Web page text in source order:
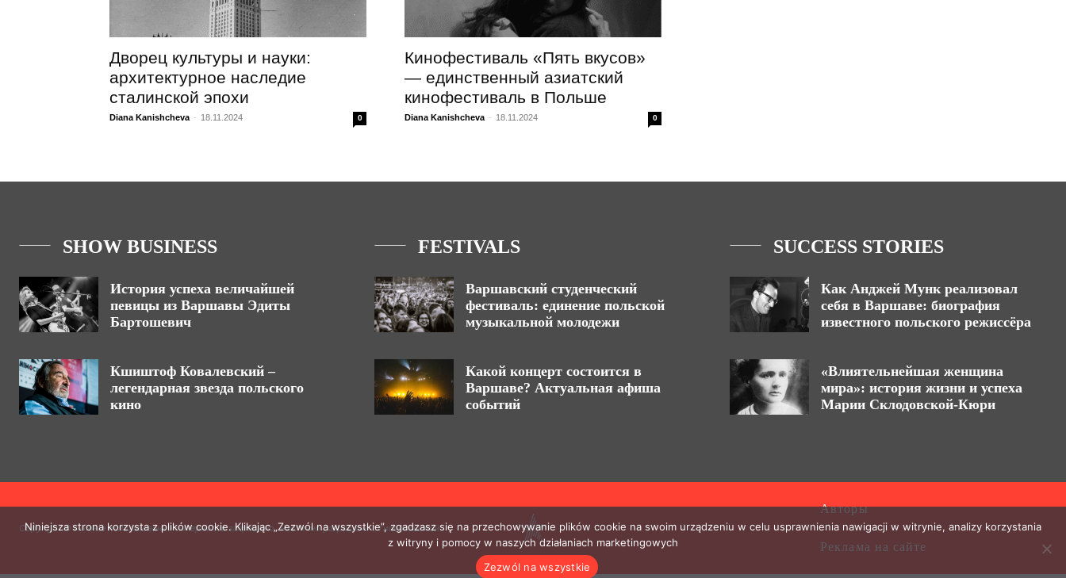
Дворец культуры и науки:
архитектурное наследие
сталинской эпохи
Diana Kanishcheva - 18.11.2024 0
Кинофестиваль «Пять вкусов»
— единственный азиатский
кинофестиваль в Польше
Diana Kanishcheva - 18.11.2024 0
SHOW BUSINESS
История успеха величайшей
певицы из Варшавы Эдиты
Бартошевич
Кшиштоф Ковалевский –
легендарная звезда польского
кино
FESTIVALS
Варшавский студенческий
фестиваль: единение польской
музыкальной молодежи
Какой концерт состоится в
Варшаве? Актуальная афиша
событий
SUCCESS STORIES
Как Анджей Мунк реализовал
себя в Варшаве: биография
известного польского режиссёра
«Влиятельнейшая женщина
мира»: история жизни и успеха
Марии Склодовской-Кюри
Copyright © Полное использование материалов запрещено. Частично разрешено с гиперссылкой.
Авторы
Реклама на сайте
Niniejsza strona korzysta z plików cookie. Klikając „Zezwól na wszystkie”, zgadzasz się na przechowywanie plików cookie na swoim urządzeniu w celu usprawnienia nawigacji w witrynie, analizy korzystania
z witryny i pomocy w naszych działaniach marketingowych
Zezwól na wszystkie